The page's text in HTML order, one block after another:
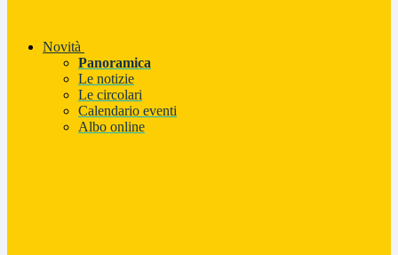
Novità
Panoramica
Le notizie
Le circolari
Calendario eventi
Albo online